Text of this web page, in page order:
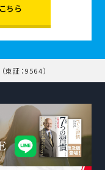
ちら
（東証：9564）